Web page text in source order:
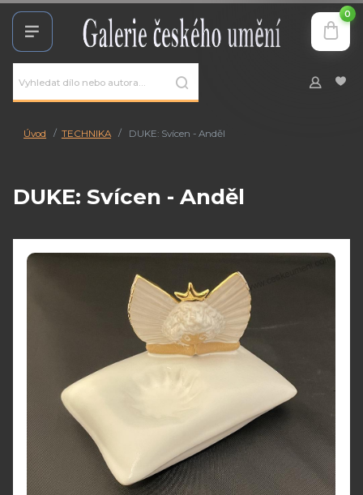
0
Úvod TECHNIKA DUKE: Svícen - Anděl
DUKE: Svícen - Anděl